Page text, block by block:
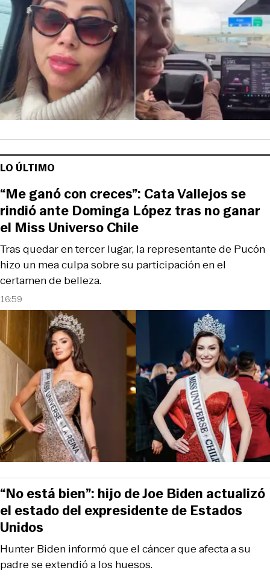
LO ÚLTIMO
16:59
Tras quedar en tercer lugar, la representante de Pucón
hizo un mea culpa sobre su participación en el
certamen de belleza.
“Me ganó con creces”: Cata Vallejos se
rindió ante Dominga López tras no ganar
el Miss Universo Chile
Hunter Biden informó que el cáncer que afecta a su
padre se extendió a los huesos.
“No está bien”: hijo de Joe Biden actualizó
el estado del expresidente de Estados
Unidos